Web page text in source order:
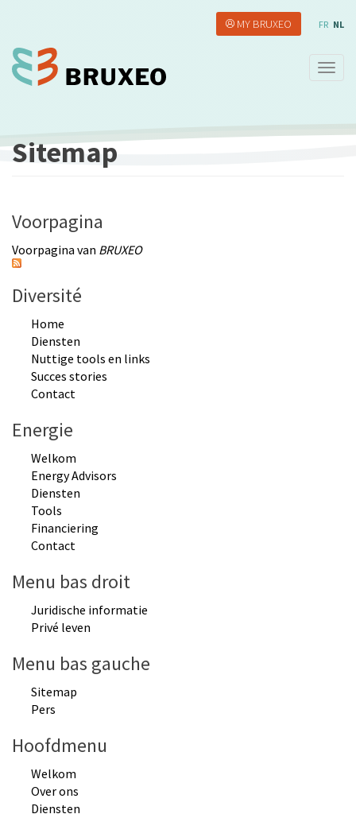
naar
inhoud
MY BRUXEO FR NL
Sitemap
Voorpagina
Voorpagina van BRUXEO
Diversité
Home
Diensten
Nuttige tools en links
Succes stories
Contact
Energie
Welkom
Energy Advisors
Diensten
Tools
Financiering
Contact
Menu bas droit
Juridische informatie
Privé leven
Menu bas gauche
Sitemap
Pers
Hoofdmenu
Welkom
Over ons
Diensten